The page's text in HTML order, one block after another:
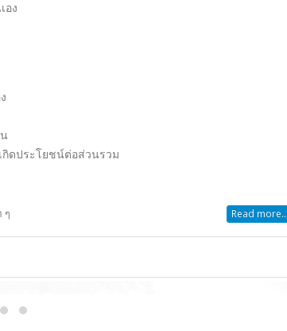
รต่าง ๆ เพื่อเป็นภูมิคุ้มกันให้ประชาชนไม่ใช้ยาเสพติด ถึง
รกที่สำคัญที่จะ ทำให้เราไม่ต้องไปยุ่งเกี่ยวกับมัน หากเราไม่
กันไว้ดีกว่าแก้เราสามารถป้องกันตัวเองจากยาเสพติดได้
พียงอย่างเดียว ซึ่งของแบบนั้นเรา เองยังไม่รู้ว่าจะเจอได้ยัง
นก็ทำให้เราติดได้ แม้ไม่ใช่ยาเสพติดโดยตรง ก็ตาม เมื่อได้